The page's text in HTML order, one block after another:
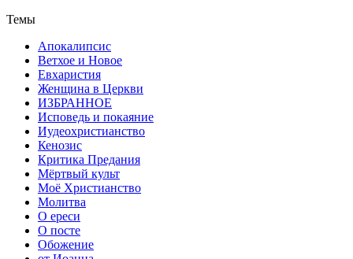
Темы
Апокалипсис
Ветхое и Новое
Евхаристия
Женщина в Церкви
ИЗБРАННОЕ
Исповедь и покаяние
Иудеохристианство
Кенозис
Критика Предания
Мёртвый культ
Моё Христианство
Молитва
О ереси
О посте
Обожение